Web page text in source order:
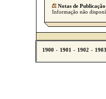
Notas de
Informação não